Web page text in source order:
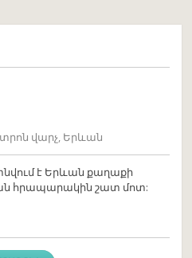
վարչ, Երևան
է Երևան քաղաքի
հրապարակին շատ մոտ: